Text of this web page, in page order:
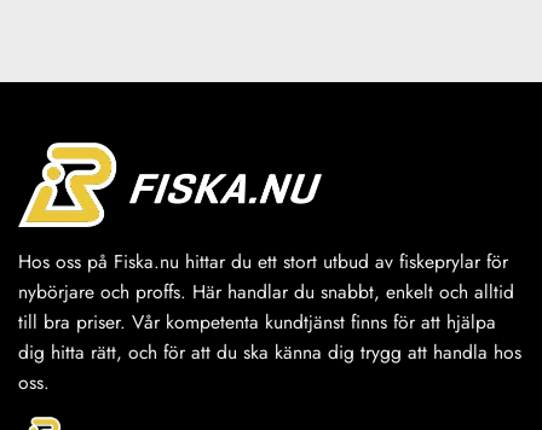
har
olika
alternativen
väljas
på
produktsidan
har
väljas
på
produktsidan
Hos oss på Fiska.nu hittar du ett stort utbud av fiskeprylar för
nybörjare och proffs. Här handlar du snabbt, enkelt och alltid
till bra priser. Vår kompetenta kundtjänst finns för att hjälpa
dig hitta rätt, och för att du ska känna dig trygg att handla hos
oss.